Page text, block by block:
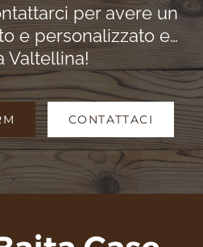
per avere un
e personalizzato e…
Valtellina!
CONTATTACI